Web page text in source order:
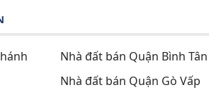
Nhà đất bán Quận Bình Tân
Nhà đất bán Quận Gò Vấp